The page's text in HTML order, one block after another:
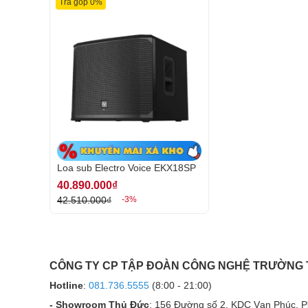
Củ loa bass 18 inch mạnh mẽ
Ngoài ra, loa còn có hệ thống quạt tản nhiệt thông
Loa sub Electro Voice EKX18SP
Trả góp 0%
40.890.000₫
42.510.000₫ -3%
CÔNG TY CP TẬP ĐOÀN CÔNG NGHỆ TRƯỜNG
Hotline: 081.736.5555 (8:00 - 21:00)
- Showroom Thủ Đức: 156 Đường số 2, KDC Vạn Phúc,